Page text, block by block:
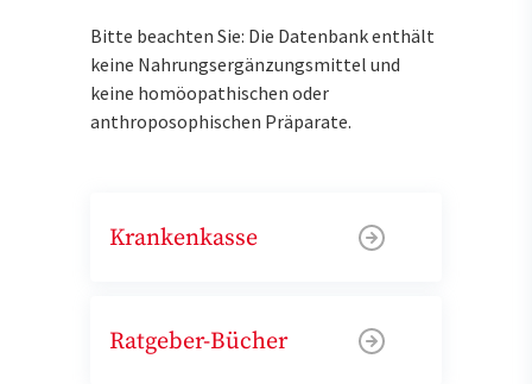
Bitte beachten Sie: Die Datenbank enthält
keine Nahrungsergänzungsmittel und
keine homöopathischen oder
anthroposophischen Präparate.
Krankenkasse
Ratgeber-Bücher